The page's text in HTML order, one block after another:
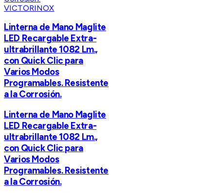
VICTORINOX
Linterna de Mano Maglite
LED Recargable Extra-
ultrabrillante 1082 Lm.,
con Quick Clic para
Varios Modos
Programables. Resistente
a la Corrosión.
Linterna de Mano Maglite
LED Recargable Extra-
ultrabrillante 1082 Lm.,
con Quick Clic para
Varios Modos
Programables. Resistente
a la Corrosión.